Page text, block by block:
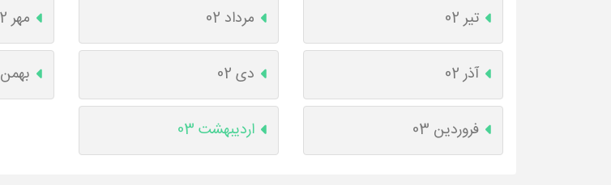
تیر 02 مرداد 02 مهر 02
آذر 02 دی 02 بهمن 02
فروردین 03 اردیبهشت 03